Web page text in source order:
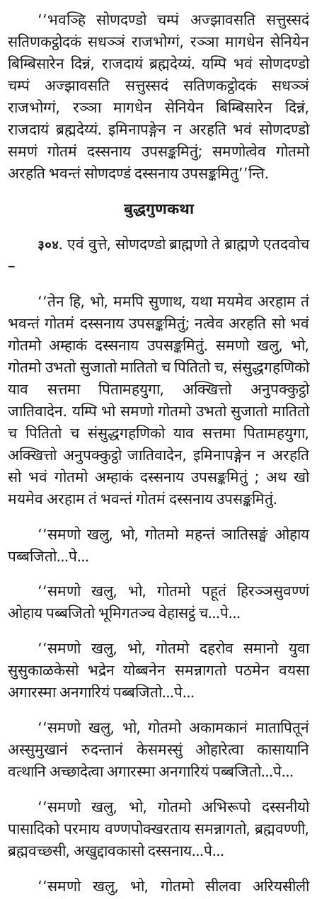
‘‘भवञ्हि सोणदण्डो चम्पं अज्झावसति सत्तुस्सदं
सतिणकट्ठोदकं सधञ्ञं राजभोग्गं, रञ्ञा मागधेन सेनियेन
बिम्बिसारेन दिन्नं, राजदायं ब्रह्मदेय्यं. यम्पि भवं सोणदण्डो
चम्पं अज्झावसति सत्तुस्सदं सतिणकट्ठोदकं सधञ्ञं
राजभोग्गं, रञ्ञा मागधेन सेनियेन बिम्बिसारेन दिन्नं,
राजदायं ब्रह्मदेय्यं. इमिनापङ्गेन न अरहति भवं सोणदण्डो
समणं गोतमं दस्सनाय उपसङ्कमितुं; समणोत्वेव गोतमो
अरहति भवन्तं सोणदण्डं दस्सनाय उपसङ्कमितु’’न्ति.
बुद्धगुणकथा
३०४. एवं वुत्ते, सोणदण्डो ब्राह्मणो ते ब्राह्मणे एतदवोच
–
‘‘तेनहि, भो, ममपि सुणाथ, यथा मयमेव अरहाम तं
भवन्तं गोतमं दस्सनाय उपसङ्कमितुं; नत्वेव अरहति सो भवं
गोतमो अम्हाकं दस्सनाय उपसङ्कमितुं. समणो खलु, भो,
गोतमो उभतो सुजातो मातितो च पितितो च, संसुद्धगहणिको
याव सत्तमा पितामहयुगा, अक्खित्तो अनुपक्कुट्ठो
जातिवादेन. यम्पि भो समणो गोतमो उभतो सुजातो मातितो
च पितितो च संसुद्धगहणिको याव सत्तमा पितामहयुगा,
अक्खित्तो अनुपक्कुट्ठो जातिवादेन, इमिनापङ्गेन न अरहति
सो भवं गोतमो अम्हाकं दस्सनाय उपसङ्कमितुं ; अथ खो
मयमेव अरहाम तं भवन्तं गोतमं दस्सनाय उपसङ्कमितुं.
‘‘समणो खलु, भो, गोतमो महन्तं ञातिसङ्घं ओहाय
पब्बजितो…पे…
‘‘समणो खलु, भो, गोतमो पहूतं हिरञ्ञसुवण्णं
ओहाय पब्बजितो भूमिगतञ्च वेहासट्ठं च…पे…
‘‘समणो खलु, भो, गोतमो दहरोव समानो युवा
सुसुकाळकेसो भद्रेन योब्बनेन समन्नागतो पठमेन वयसा
अगारस्मा अनगारियं पब्बजितो…पे…
‘‘समणो खलु, भो, गोतमो अकामकानं मातापितूनं
अस्सुमुखानं रुदन्तानं केसमस्सुं ओहारेत्वा कासायानि
वत्थानि अच्छादेत्वा अगारस्मा अनगारियं पब्बजितो…पे…
‘‘समणो खलु, भो, गोतमो अभिरूपो दस्सनीयो
पासादिको परमाय वण्णपोक्खरताय समन्नागतो, ब्रह्मवण्णी,
ब्रह्मवच्छसी, अखुद्दावकासो दस्सनाय…पे…
‘‘समणो खलु, भो, गोतमो सीलवा अरियसीली